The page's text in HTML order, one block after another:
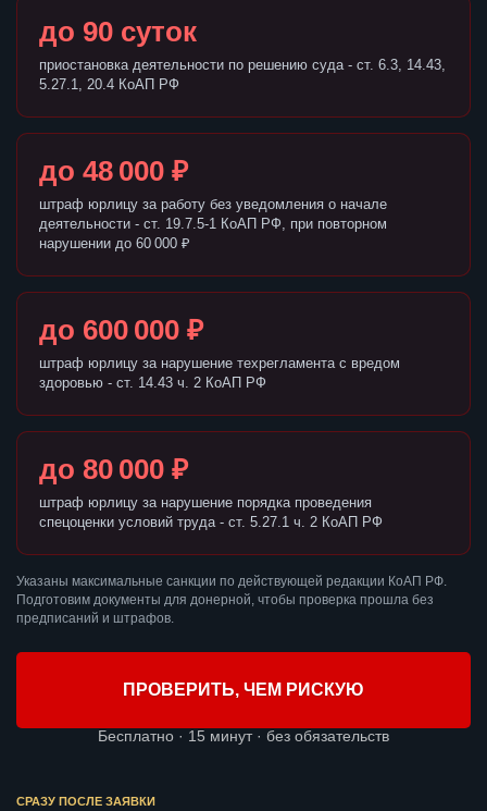
до 90 суток
приостановка деятельности по решению суда - ст. 6.3, 14.43,
5.27.1, 20.4 КоАП РФ
до 48 000 ₽
штраф юрлицу за работу без уведомления о начале
деятельности - ст. 19.7.5-1 КоАП РФ, при повторном
нарушении до 60 000 ₽
до 600 000 ₽
штраф юрлицу за нарушение техрегламента с вредом
здоровью - ст. 14.43 ч. 2 КоАП РФ
до 80 000 ₽
штраф юрлицу за нарушение порядка проведения
спецоценки условий труда - ст. 5.27.1 ч. 2 КоАП РФ
Указаны максимальные санкции по действующей редакции КоАП РФ.
Подготовим документы для донерной, чтобы проверка прошла без
предписаний и штрафов.
ПРОВЕРИТЬ, ЧЕМ РИСКУЮ
Бесплатно · 15 минут · без обязательств
СРАЗУ ПОСЛЕ ЗАЯВКИ